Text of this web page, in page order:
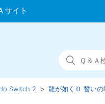
Switch 2 龍が如く０ 誓い